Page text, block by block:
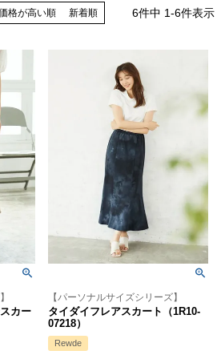
格が高い順 新着順 6件中 1-6件表示
カー
【パーソナルサイズシリーズ】
タイダイフレアスカート（1R10-
07218）
Rewde